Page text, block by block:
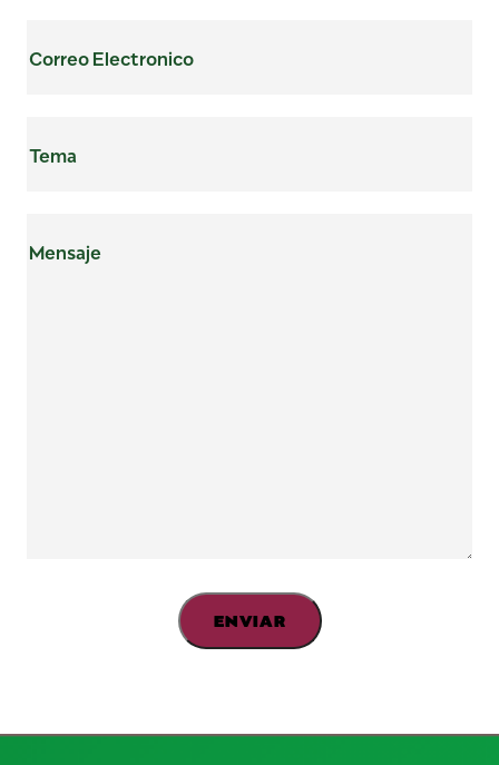
Electronico(Obligatorio)